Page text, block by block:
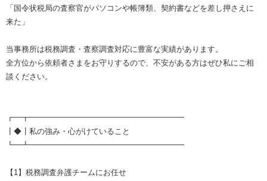
「国令状税局の査察官がパソコンや帳簿類、契約書などを差し押さえに
来た」
当事務所は税務調査・査察調査対応に豊富な実績があります。
全方位から依頼者さまをお守りするので、不安がある方はぜひ私にご相
談ください。
┏━┳━━━━━━━━━━━━━━━━━━━━
┃◆┃私の強み・心がけていること
┗━┻━━━━━━━━━━━━━━━━━━━━
【1】税務調査弁護チームにお任せ